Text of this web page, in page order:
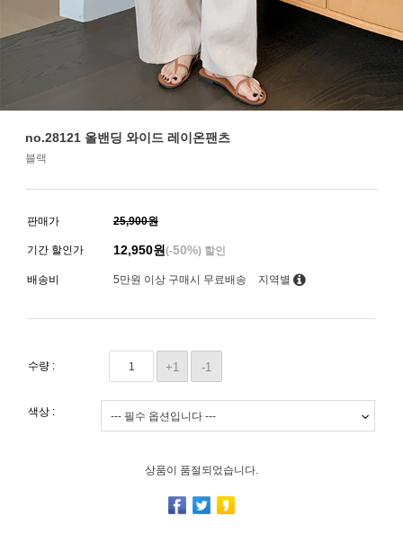
no.28121 올밴딩 와이드 레이온팬츠
블랙
판매가 25,900원
기간 할인가 12,950원 (-50%) 할인
배송비 5만원 이상 구매시 무료배송 지역별
수량 : +1 -1
색상 :
상품이 품절되었습니다.